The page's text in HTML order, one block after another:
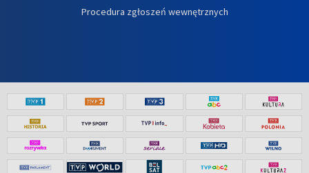
Procedura zgłoszeń wewnętrznych